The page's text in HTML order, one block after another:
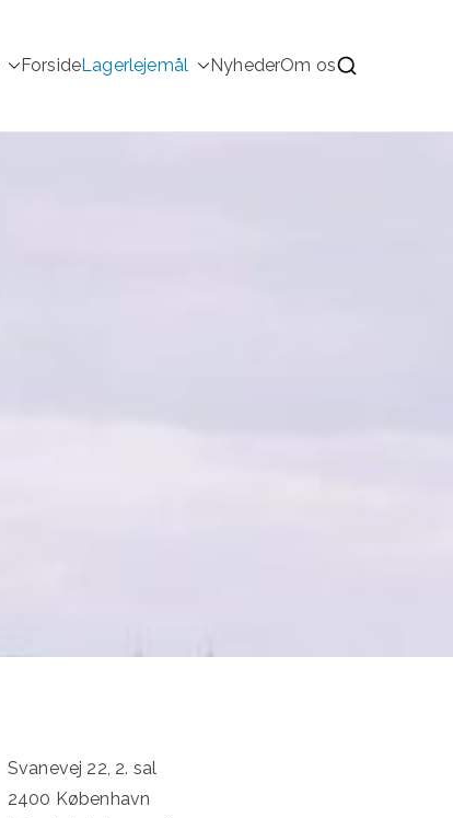
ForsideLagerlejemål NyhederOm os
Svanevej 22, 2. sal
2400 København